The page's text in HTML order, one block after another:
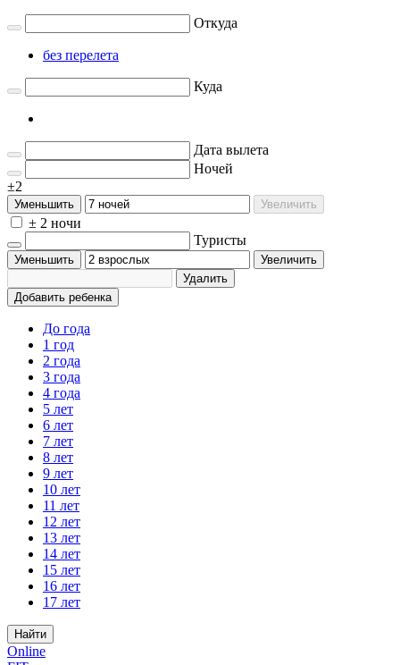
Откуда
без перелета
Куда
Дата вылета
Ночей
±2
Уменьшить Увеличить
± 2 ночи
Туристы
Уменьшить
Увеличить
Удалить
Добавить ребенка
До года
1 год
2 года
3 года
4 года
5 лет
6 лет
7 лет
8 лет
9 лет
10 лет
11 лет
12 лет
13 лет
14 лет
15 лет
16 лет
17 лет
Найти
Online